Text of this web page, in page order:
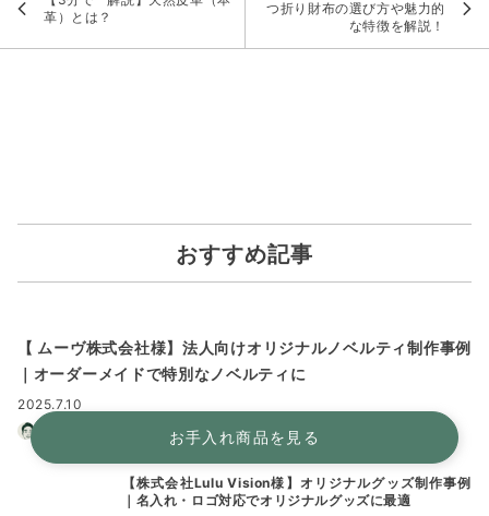
革）とは？
つ折り財布の選び方や魅力的
な特徴を解説！
おすすめ記事
【 ムーヴ株式会社様】法人向けオリジナルノベルティ制作事例
｜オーダーメイドで特別なノベルティに
2025.7.10
記念品・ノベルティ担当 なべけん
【株式会社Lulu Vision様】オリジナルグッズ制作事例
｜名入れ・ロゴ対応でオリジナルグッズに最適
お手入れ商品を見る